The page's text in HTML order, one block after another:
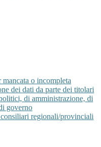
mancata o incompleta
dei dati da parte dei titolari
di amministrazione, di
governo
regionali/provinciali